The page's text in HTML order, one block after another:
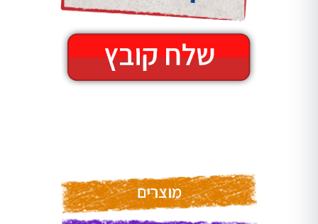
מוצרים